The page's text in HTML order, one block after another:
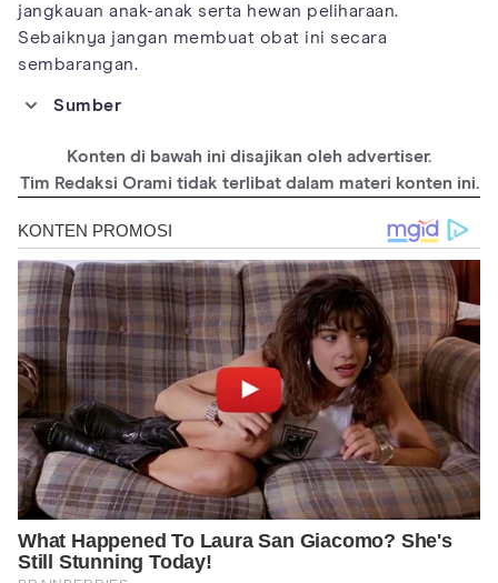
jangkauan anak-anak serta hewan peliharaan.
Sebaiknya jangan membuat obat ini secara
sembarangan.
Sumber
oral/details
https://journals.lww.com/americantherapeutics/Abstract/2000/
07020/Paracetamol_Efficacy_and_Safety_in_Children__the.10.a
https://www.honestdocs.id/mirasic
Konten di bawah ini disajikan oleh advertiser.
Tim Redaksi Orami tidak terlibat dalam materi konten ini.